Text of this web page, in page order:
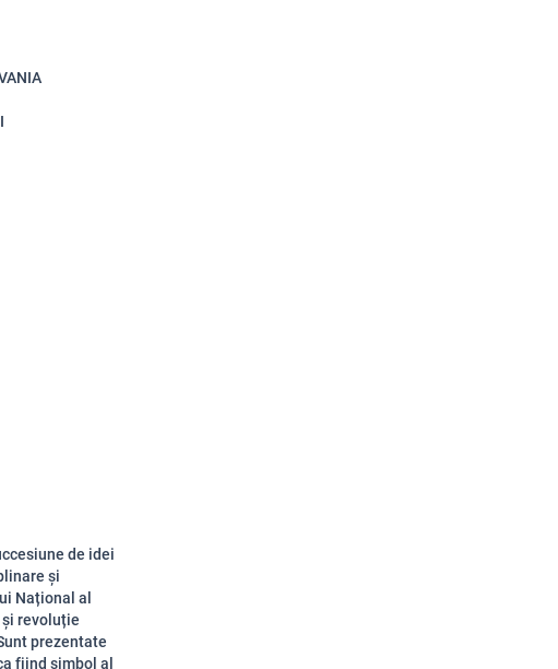
de idei
și
Național al
revoluție
prezentate
fiind simbol al